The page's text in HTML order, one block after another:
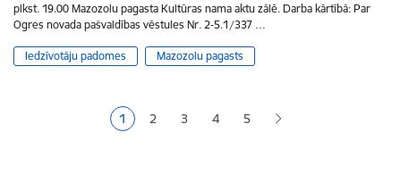
plkst. 19.00 Mazozolu pagasta Kultūras nama aktu zālē. Darba kārtībā: Par
Ogres novada pašvaldības vēstules Nr. 2-5.1/337 …
Iedzīvotāju padomes Mazozolu pagasts
Pašreizējā lapa
1 Lapa
2 Lapa
3 Lapa
4 Lapa
5